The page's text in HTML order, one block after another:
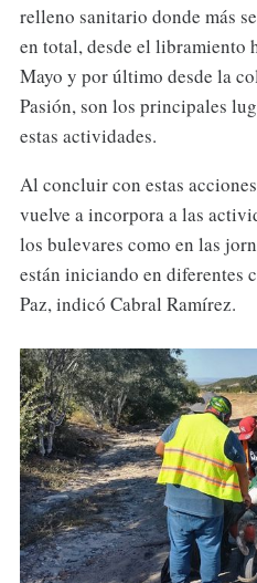
relleno sanitario donde más
en total, desde el libramiento
Mayo y por último desde la
Pasión, son los principales
estas actividades.
Al concluir con estas
vuelve a incorpora a las
los bulevares como en las
están iniciando en diferentes
Paz, indicó Cabral Ramírez.